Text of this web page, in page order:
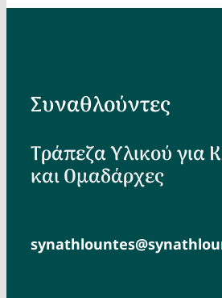
Συναθλούντες
Τράπεζα Υλικού για
και Ομαδάρχες